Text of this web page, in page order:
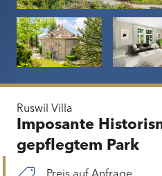
Ruswil Villa
Imposante
gepflegtem Park